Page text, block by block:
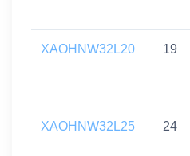
XAOHNW32L20 19
XAOHNW32L25 24